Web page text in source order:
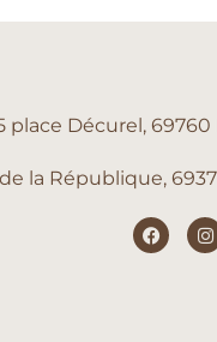
place Décurel,
la République,